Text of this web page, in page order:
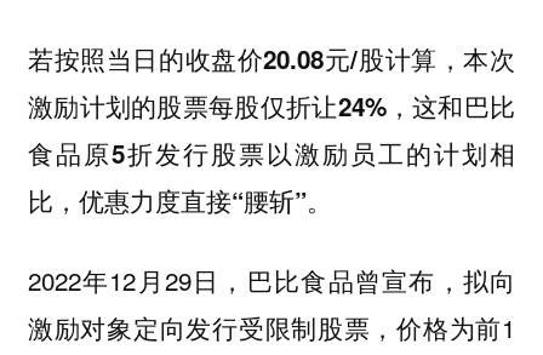
若按照当日的收盘价20.08元/股计算，本次
激励计划的股票每股仅折让24%，这和巴比
食品原5折发行股票以激励员工的计划相
比，优惠力度直接“腰斩”。
2022年12月29日，巴比食品曾宣布，拟向
激励对象定向发行受限制股票，价格为前1